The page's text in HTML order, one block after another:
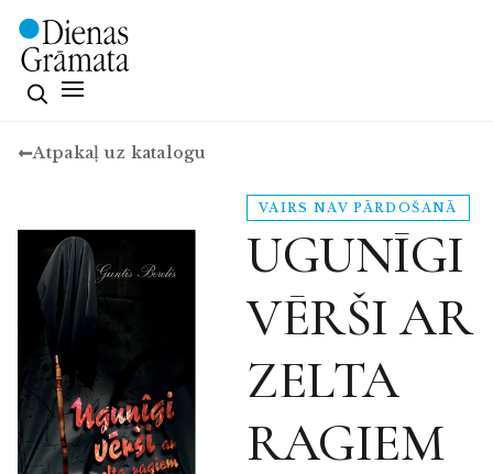
Atpakaļ uz katalogu
VAIRS NAV PĀRDOŠANĀ
UGUNĪGI
VĒRŠI AR
ZELTA
RAGIEM